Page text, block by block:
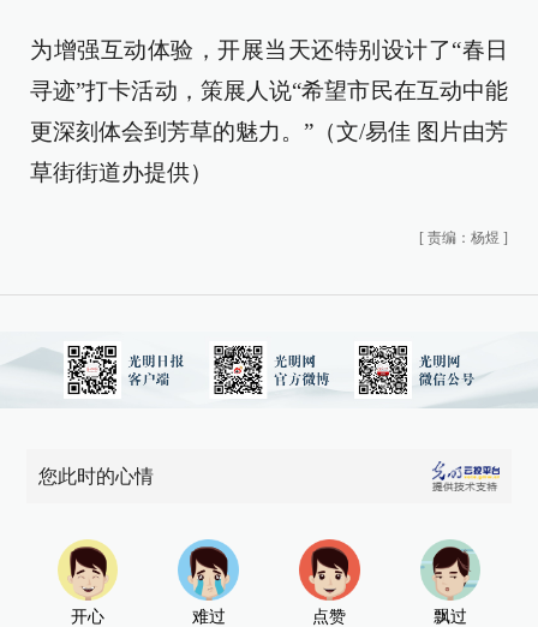
为增强互动体验，开展当天还特别设计了“春日
寻迹”打卡活动，策展人说“希望市民在互动中能
更深刻体会到芳草的魅力。”（文/易佳 图片由芳
草街街道办提供）
[ 责编：杨煜 ]
您此时的心情
开心 难过 点赞 飘过